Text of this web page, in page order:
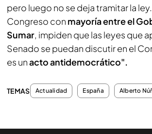
pero luego no se deja tramitar la
Congreso con mayoría entre el
Sumar, impiden que las leyes que
Senado se puedan discutir en el
es unacto antidemocrático".
TEMAS Actualidad España Alberto